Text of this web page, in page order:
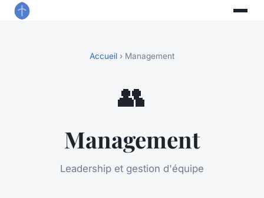
Accueil › Management
👥
Management
Leadership et gestion d'équipe